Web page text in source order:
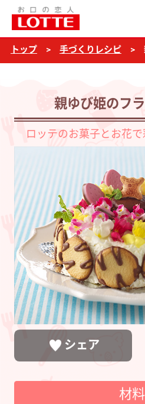
親
ゆ
び
フ
ワ
ケ
ー
キ
トップ 手づくりレシピ
親ゆび姫のフ
ロッテのお菓子とお花
シェア
材料